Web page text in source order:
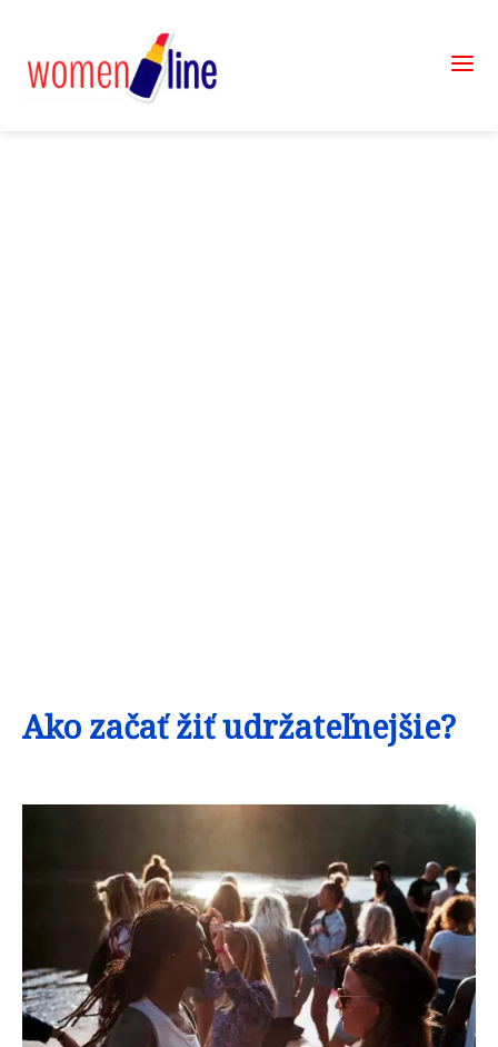
Ako začať žiť udržateľnejšie?